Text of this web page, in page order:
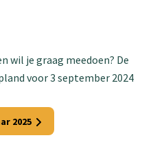
wil je graag meedoen? De
voor 3 september 2024
2025